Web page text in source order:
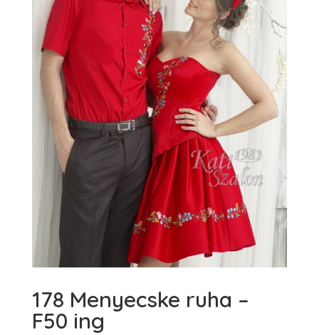
178 Menyecske ruha –
F50 ing